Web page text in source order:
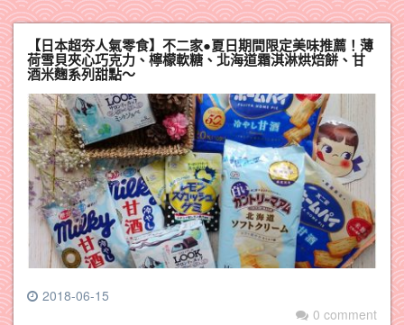
【日本超夯人氣零食】不二家●夏日期間限定美味推薦！薄
荷雪貝夾心巧克力、檸檬軟糖、北海道霜淇淋烘焙餅、甘
酒米麴系列甜點～
2018-06-15
0 comment